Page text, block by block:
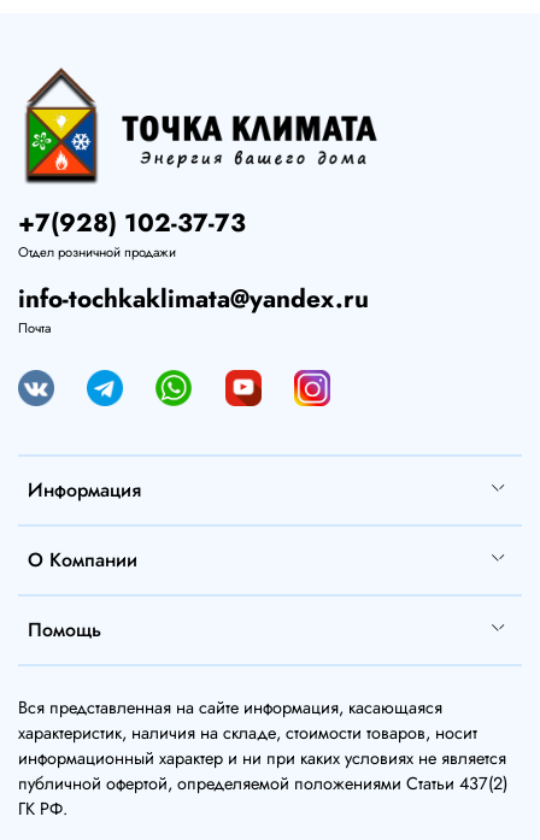
Информация
О Компании
Помощь
+7(928) 102-37-73
Отдел розничной продажи
info-tochkaklimata@yandex.ru
Почта
Вся представленная на сайте информация, касающаяся
характеристик, наличия на складе, стоимости товаров, носит
информационный характер и ни при каких условиях не является
публичной офертой, определяемой положениями Статьи 437(2)
ГК РФ.